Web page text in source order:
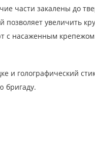
части закалены до
увеличить
насаженным
и голографический
бригаду.